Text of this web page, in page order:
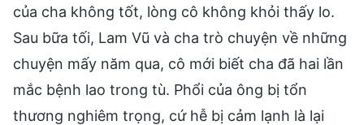
của cha không tốt, lòng cô không khỏi thấy lo.
Sau bữa tối, Lam Vũ và cha trò chuyện về những
chuyện mấy năm qua, cô mới biết cha đã hai lần
mắc bệnh lao trong tù. Phổi của ông bị tổn
thương nghiêm trọng, cứ hễ bị cảm lạnh là lại